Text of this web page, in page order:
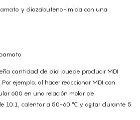
y diazabuteno-imida con una
cantidad de diol puede producir MDI
ejemplo, al hacer reaccionar MDI con
600 en una relación molar de
10:1, calentar a 50-60 ℃ y agitar durante 5